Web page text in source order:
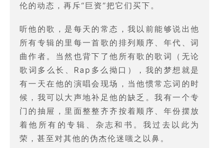
伦的动态，再斥“巨资”把它们买下。
听他的歌，是每天的常态，我以前能够说出他
所有专辑的里每一首歌的排列顺序、年代、词
曲作者。当然也背下了他所有歌的歌词（无论
歌词多么长、Rap多么拗口），我的梦想就是
有一天在他的演唱会现场，当他惯常忘词的时
候，我可以大声地补足他的缺乏。我有一个专
门的抽屉，里面整整齐齐按着顺序、年份摆放
着他所有的专辑、杂志和书。我过去以此为
荣，甚至对其他的伪杰伦迷嗤之以鼻。